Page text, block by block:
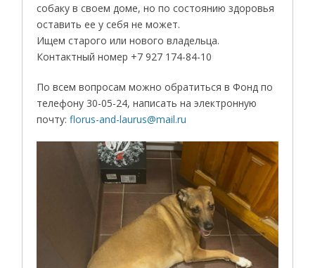
собаку в своем доме, но по состоянию здоровья
оставить ее у себя не может.
Ищем старого или нового владельца.
Контактный номер +7 927 174-84-10
По всем вопросам можно обратиться в Фонд по
телефону 30-05-24, написать на электронную
почту:florus-and-laurus@mail.ru